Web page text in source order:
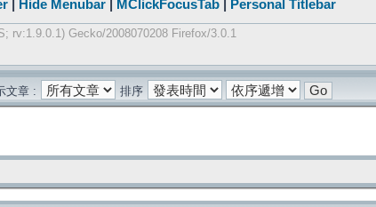
Hide Menubar MClickFocusTab Personal Titlebar
rv:1.9.0.1) Gecko/2008070208 Firefox/3.0.1
文章 : 排序